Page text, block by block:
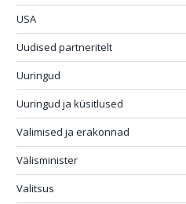
USA
Uudised partneritelt
Uuringud
Uuringud ja küsitlused
Valimised ja erakonnad
Välisminister
Valitsus